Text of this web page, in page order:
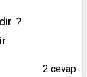
?
2 cevap